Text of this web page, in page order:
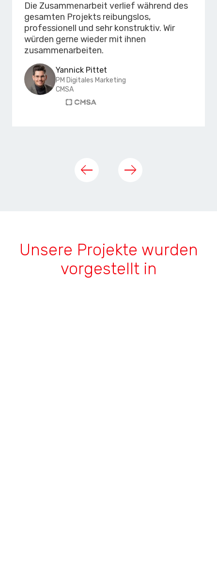
Die Zusammenarbeit verlief während des
gesamten Projekts reibungslos,
professionell und sehr konstruktiv. Wir
würden gerne wieder mit ihnen
zusammenarbeiten.
Yannick Pittet
PM Digitales Marketing
CMSA
Unsere Projekte wurden
vorgestellt in